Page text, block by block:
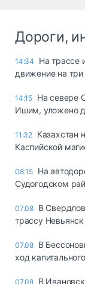
Дороги,
14:34
На трассе
движение на
14:15 На севере
Ишим, уложено
11:32 Казахстан
Каспийской
08:15 На
Судогодском
07.08 В
трассу
07.08 В
ход
07.08 В